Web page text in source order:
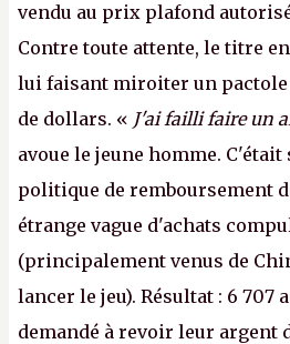
vendu au prix plafond
Contre toute attente, le titre
lui faisant miroiter un
de dollars. « J'ai failli faire un
avoue le jeune homme.
politique de remboursement
étrange vague d'achats
(principalement venus de
lancer le jeu). Résultat : 6 707
demandé à revoir leur argent